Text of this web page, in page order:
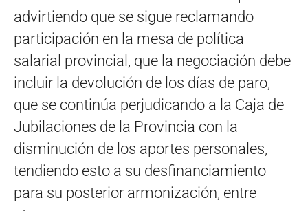
advirtiendo que se sigue reclamando
participación en la mesa de política
salarial provincial, que la negociación debe
incluir la devolución de los días de paro,
que se continúa perjudicando a la Caja de
Jubilaciones de la Provincia con la
disminución de los aportes personales,
tendiendo esto a su desfinanciamiento
para su posterior armonización, entre